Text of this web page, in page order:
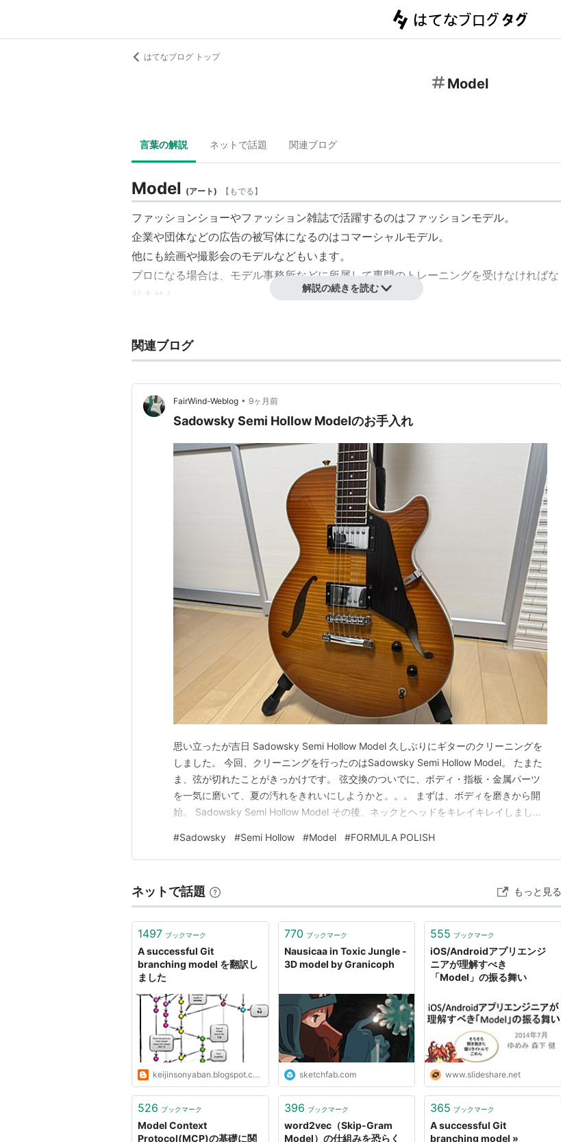
はてなブログ トップ
Model
言葉の解説 ネットで話題 関連ブログ
Model (アート) 【 もでる】
ファッションショーやファッション雑誌で活躍するのはファッションモデル。
企業や団体などの広告の被写体になるのはコマーシャルモデル。
他にも絵画や撮影会のモデルなどもいます。
プロになる場合は、モデル事務所などに所属して専門のトレーニングを受けなければな
りません。
解説の続きを読む
関連ブログ
FairWind-Weblog • 9ヶ月前
Sadowsky Semi Hollow Modelのお手入れ
思い立ったが吉日 Sadowsky Semi Hollow Model 久しぶりにギターのクリーニングを
しました。 今回、クリーニングを行ったのはSadowsky Semi Hollow Model。 たまた
ま、弦が切れたことがきっかけです。 弦交換のついでに、ボディ・指板・金属パーツ
を一気に磨いて、夏の汚れをきれいにしようかと。。。 まずは、ボディを磨きから開
始。 Sadowsky Semi Hollow Model その後、ネックとヘッドをキレイキレイしまし
POLISH」。 ギターのボディにも、人…
#Sadowsky #Semi Hollow #Model #FORMULA POLISH
ネットで話題 もっと見る
1497 ブックマーク
A successful Git
branching model を翻訳し
ました
keijinsonyaban.blogspot.com
770 ブックマーク
Nausicaa in Toxic Jungle -
3D model by Granicoph
sketchfab.com
555 ブックマーク
iOS/Androidアプリエンジ
ニアが理解すべき
「Model」の振る舞い
www.slideshare.net
526 ブックマーク
Model Context
Protocol(MCP)の基礎に関
396 ブックマーク
word2vec（Skip-Gram
Model）の仕組みを恐らく
365 ブックマーク
A successful Git
branching model »